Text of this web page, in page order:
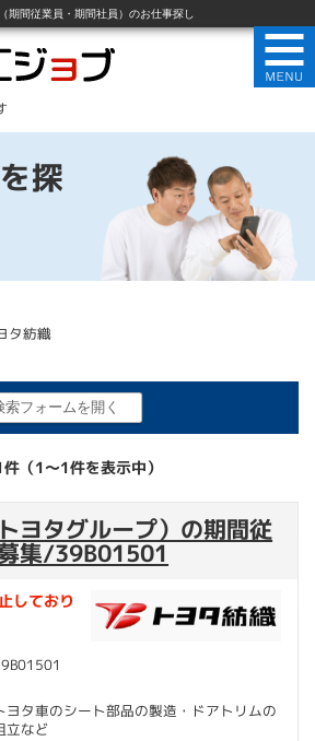
探
タ紡織
（1〜1件を表示中）
ヨタグループ）の期間従
集/39B01501
しており
ヨタ車のシート部品の製造・ドアトリムの
立など